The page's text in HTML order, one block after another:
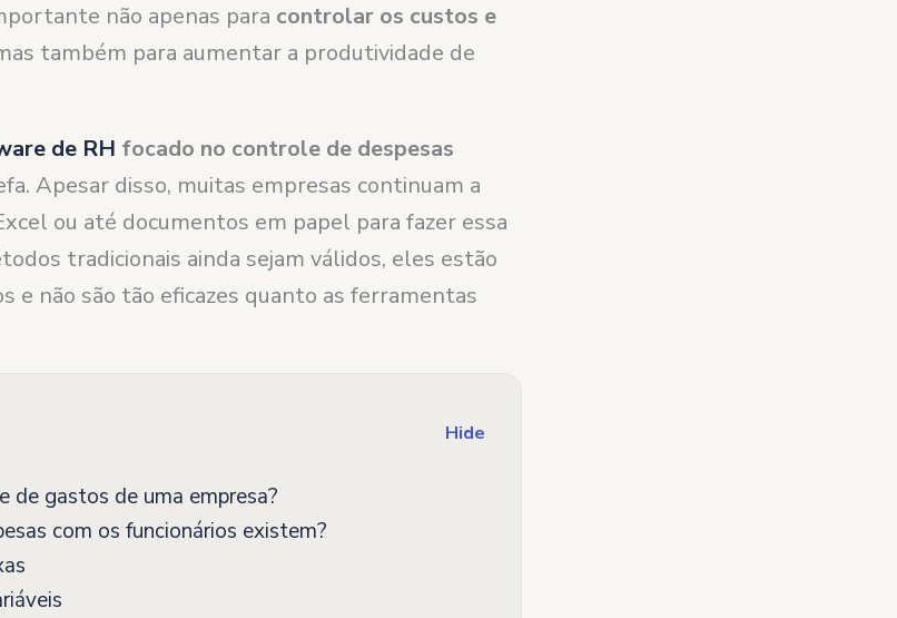
não apenas para controlar os custos e
também para aumentar a produtividade de
de RH focado no controle de despesas
Apesar disso, muitas empresas continuam a
ou até documentos em papel para fazer essa
tradicionais ainda sejam válidos, eles estão
e não são tão eficazes quanto as ferramentas
Hide
de gastos de uma empresa?
com os funcionários existem?